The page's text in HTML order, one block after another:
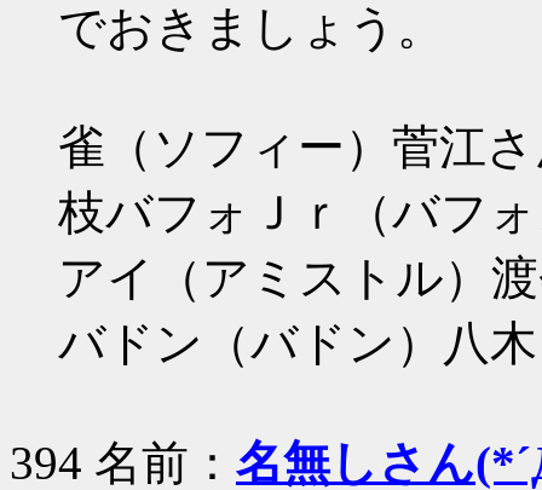
でおきましょう。
雀（ソフィー）菅江
枝バフォＪｒ（バフ
アイ（アミストル）
バドン（バドン）八
394 名前： 名無しさん